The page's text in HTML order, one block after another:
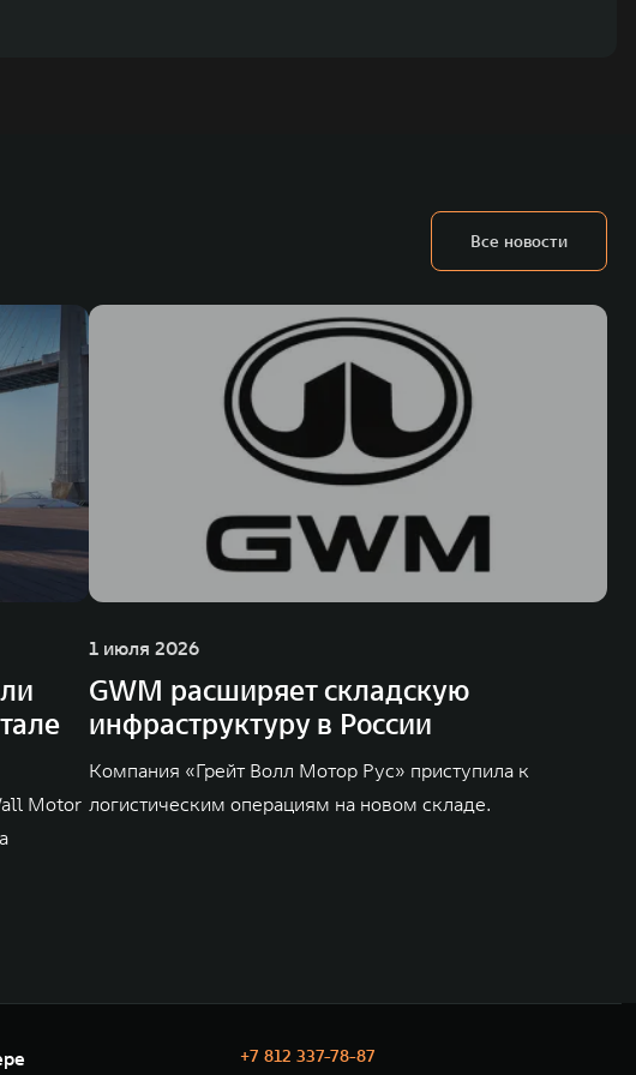
Все новости
Motor
1 июля 2026
GWM расширяет складскую
инфраструктуру в России
Компания «Грейт Волл Мотор Рус» приступила к
логистическим операциям на новом складе.
+7 812 337-78-87